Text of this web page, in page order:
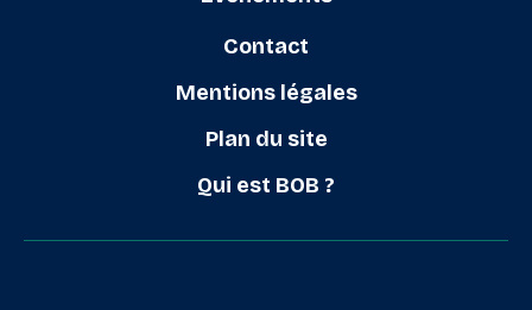
Contact
Mentions légales
Plan du site
Qui est BOB ?